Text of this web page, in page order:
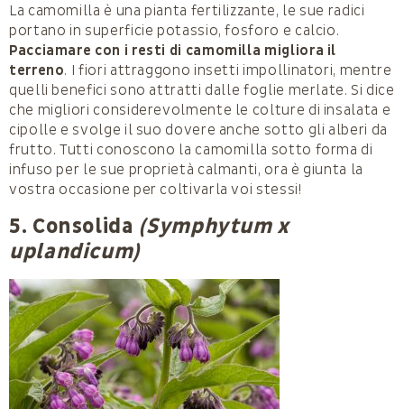
La camomilla è una pianta fertilizzante, le sue radici
portano in superficie potassio, fosforo e calcio.
Pacciamare con i resti di camomilla migliora il
terreno. I fiori attraggono insetti impollinatori, mentre
quelli benefici sono attratti dalle foglie merlate. Si dice
che migliori considerevolmente le colture di insalata e
cipolle e svolge il suo dovere anche sotto gli alberi da
frutto. Tutti conoscono la camomilla sotto forma di
infuso per le sue proprietà calmanti, ora è giunta la
vostra occasione per coltivarla voi stessi!
5. Consolida (Symphytum x
uplandicum)